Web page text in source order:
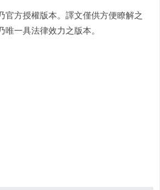
官方授權版本。譯文僅供方便瞭解之
一具法律效力之版本。